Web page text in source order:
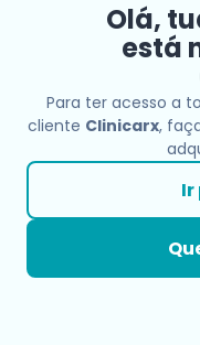
Olá,
está
Para ter acesso a
cliente Clinicarx,
Ir